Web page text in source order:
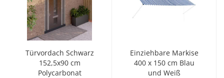
Türvordach Schwarz
152,5x90 cm
Polycarbonat
Einziehbare Markise
400 x 150 cm Blau
und Weiß